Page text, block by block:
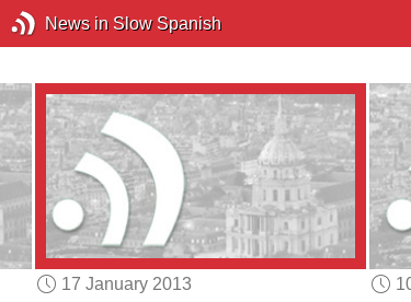
News in Slow Spanish
17 January 2013